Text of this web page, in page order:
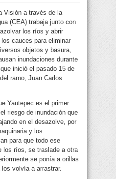
Visión a través de la
(CEA) trabaja junto con
los ríos y abrir
cauces para eliminar
objetos y basura,
inundaciones durante
inició el pasado 15 de
ramo, Juan Carlos
Yautepec es el primer
riesgo de inundación que
en el desazolve, por
y los
para que todo ese
los ríos, se traslade a otra
se ponía a orillas
volvía a arrastrar.